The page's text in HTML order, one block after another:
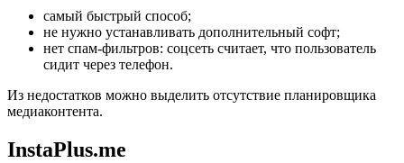
самый быстрый способ;
не нужно устанавливать дополнительный софт;
нет спам-фильтров: соцсеть считает, что пользователь
сидит через телефон.
Из недостатков можно выделить отсутствие планировщика
медиаконтента.
InstaPlus.me